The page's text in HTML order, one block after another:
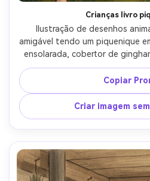
Crianças livro
Ilustração de desenhos
amigável tendo um piquenique
ensolarada, cobertor de
fatias de maçã, borboletas e
quentes, sensação de
sombreamento suave,
histórias, detalhes
lente de 85mm, profundidade
Copiar
Criar imagem